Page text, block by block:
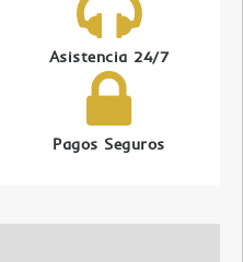
Asistencia 24/7
Pagos Seguros